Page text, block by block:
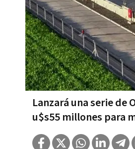
Lanzará una serie de
u$s55 millones para